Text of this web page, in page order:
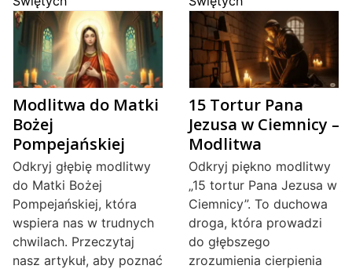
Modlitwa do Matki
Bożej
Pompejańskiej
Odkryj głębię modlitwy
do Matki Bożej
Pompejańskiej, która
wspiera nas w trudnych
chwilach. Przeczytaj
nasz artykuł, aby poznać
15 Tortur Pana
Jezusa w Ciemnicy –
Modlitwa
Odkryj piękno modlitwy
„15 tortur Pana Jezusa w
Ciemnicy”. To duchowa
droga, która prowadzi
do głębszego
zrozumienia cierpienia